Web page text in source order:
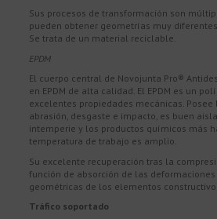
Sus procesos de transformación son
pueden obtener geometrías muy
Se trata de un material reciclable.
EPDM
El cuerpo central de Novojunta Pro®
en EPDM de alta calidad. El EPDM es un
excelentes propiedades mecánicas.
abrasión, desgaste e impacto, es buen
intemperie y los productos químicos más
temperatura de trabajo es amplio.
Su excelente recuperación tras la
función de absorción de las
geométricas de los elementos
Tráfico soportado